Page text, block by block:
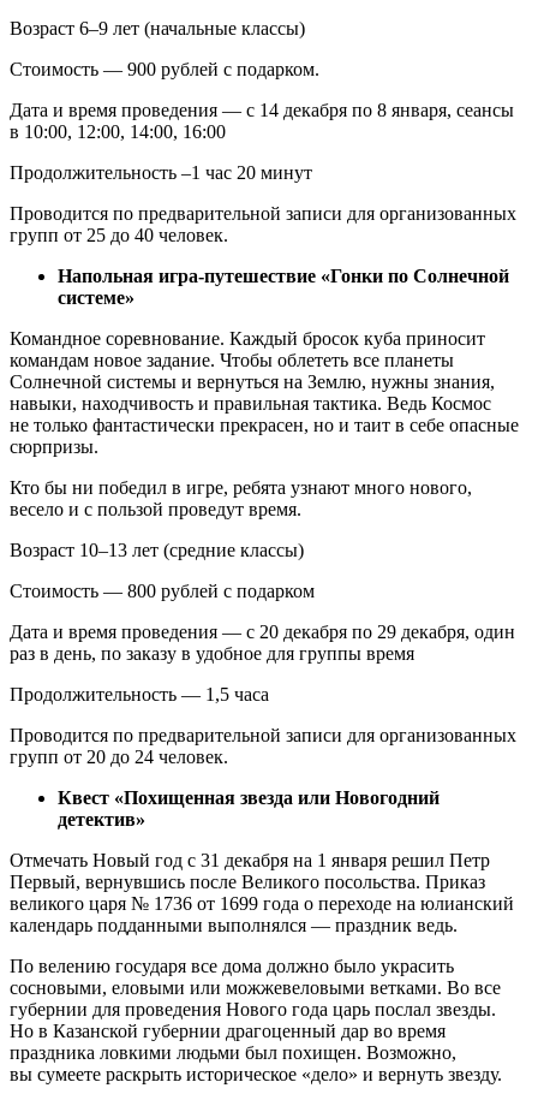
Возраст 6–9 лет (начальные классы)
Стоимость — 900 рублей с подарком.
Дата и время проведения — с 14 декабря по 8 января, сеансы
в 10:00, 12:00, 14:00, 16:00
Продолжительность –1 час 20 минут
Проводится по предварительной записи для организованных
групп от 25 до 40 человек.
Напольная игра-путешествие «Гонки по Солнечной
системе»
Командное соревнование. Каждый бросок куба приносит
командам новое задание. Чтобы облететь все планеты
Солнечной системы и вернуться на Землю, нужны знания,
навыки, находчивость и правильная тактика. Ведь Космос
не только фантастически прекрасен, но и таит в себе опасные
сюрпризы.
Кто бы ни победил в игре, ребята узнают много нового,
весело и с пользой проведут время.
Возраст 10–13 лет (средние классы)
Стоимость — 800 рублей с подарком
Дата и время проведения — с 20 декабря по 29 декабря, один
раз в день, по заказу в удобное для группы время
Продолжительность — 1,5 часа
Проводится по предварительной записи для организованных
групп от 20 до 24 человек.
Квест «Похищенная звезда или Новогодний
детектив»
Отмечать Новый год с 31 декабря на 1 января решил Петр
Первый, вернувшись после Великого посольства. Приказ
великого царя № 1736 от 1699 года о переходе на юлианский
календарь подданными выполнялся — праздник ведь.
По велению государя все дома должно было украсить
сосновыми, еловыми или можжевеловыми ветками. Во все
губернии для проведения Нового года царь послал звезды.
Но в Казанской губернии драгоценный дар во время
праздника ловкими людьми был похищен. Возможно,
вы сумеете раскрыть историческое «дело» и вернуть звезду.